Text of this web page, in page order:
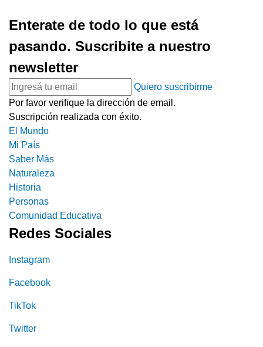
Enterate de todo lo que está
pasando. Suscribite a nuestro
newsletter
Quiero suscribirme
Por favor verifique la dirección de email.
Suscripción realizada con éxito.
El Mundo
Mi País
Saber Más
Naturaleza
Historia
Personas
Comunidad Educativa
Redes Sociales
Instagram
Facebook
TikTok
Twitter